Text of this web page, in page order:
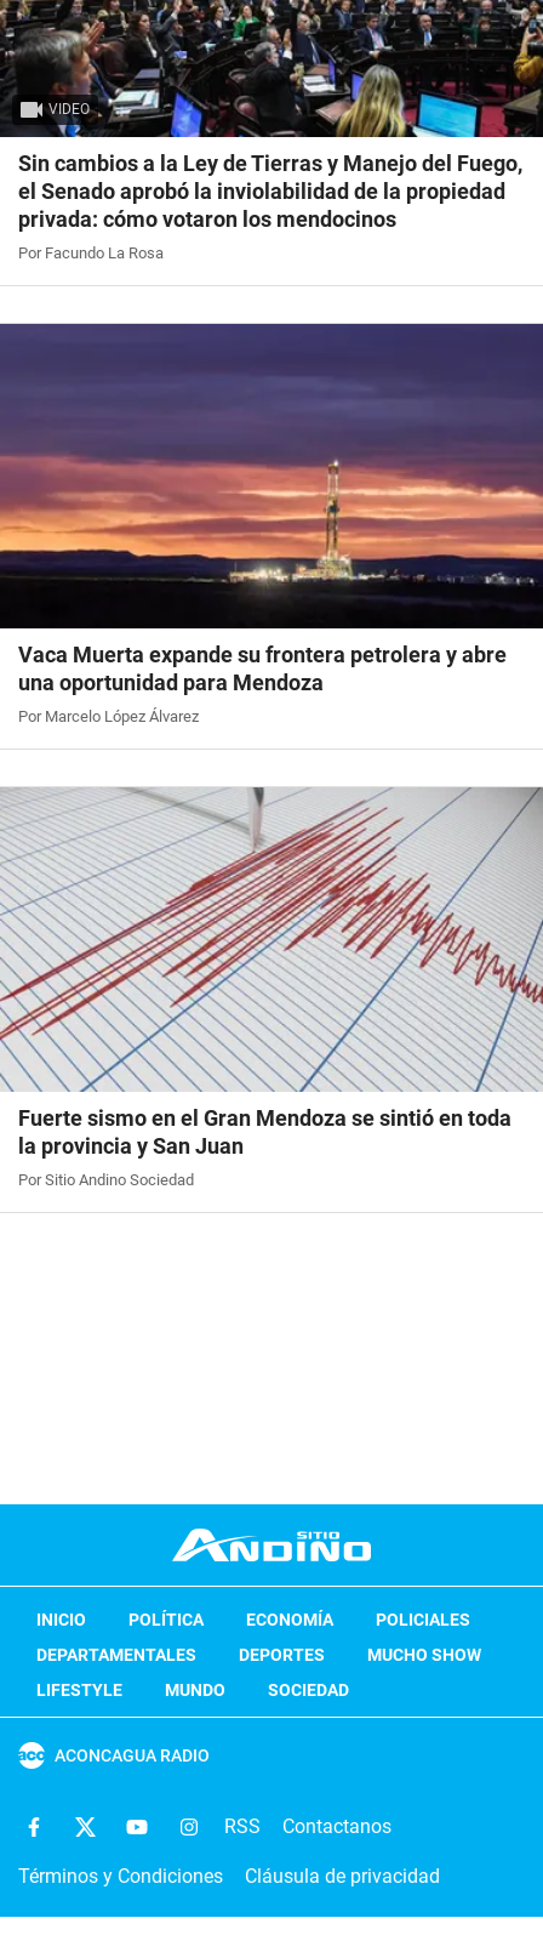
VIDEO
Sin cambios a la Ley de Tierras y Manejo del Fuego,
el Senado aprobó la inviolabilidad de la propiedad
privada: cómo votaron los mendocinos
Por Facundo La Rosa
Vaca Muerta expande su frontera petrolera y abre
una oportunidad para Mendoza
Por Marcelo López Álvarez
Fuerte sismo en el Gran Mendoza se sintió en toda
la provincia y San Juan
Por Sitio Andino Sociedad
INICIO POLÍTICA ECONOMÍA
POLICIALES
DEPARTAMENTALES
DEPORTES
MUCHO SHOW
LIFESTYLE
MUNDO SOCIEDAD
ACONCAGUA RADIO
RSS Contactanos
Términos y Condiciones Cláusula de privacidad